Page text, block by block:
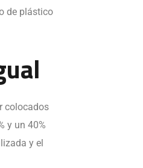
de plástico
colocados
y un 40%
y el